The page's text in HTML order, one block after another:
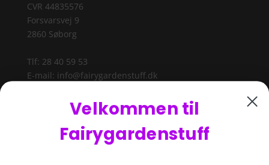
CVR 44835576
Forsvarsvej 9
2860 Søborg
Tlf: 28 40 59 53
E-mail: info@fairygardenstuff.dk
Velkommen til
Fairygardenstuff